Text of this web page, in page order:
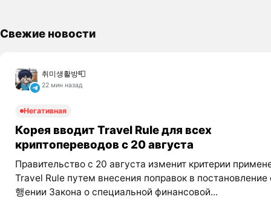
Свежие новости
취미생활방📮
22 мин назад
Негативная
Корея вводит Travel Rule для всех
криптопереводов с 20 августа
Правительство с 20 августа изменит критерии
Travel Rule путем внесения поправок в постановление
행ении Закона о специальной финансовой...